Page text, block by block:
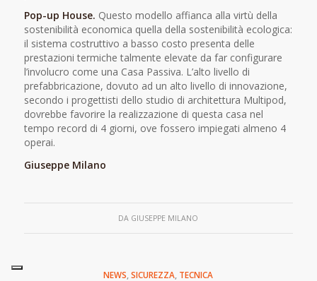
Pop-up House. Questo modello affianca alla virtù della
sostenibilità economica quella della sostenibilità ecologica:
il sistema costruttivo a basso costo presenta delle
prestazioni termiche talmente elevate da far configurare
l’involucro come una Casa Passiva. L’alto livello di
prefabbricazione, dovuto ad un alto livello di innovazione,
secondo i progettisti dello studio di architettura Multipod,
dovrebbe favorire la realizzazione di questa casa nel
tempo record di 4 giorni, ove fossero impiegati almeno 4
operai.
Giuseppe Milano
DA GIUSEPPE MILANO
NEWS,SICUREZZA, TECNICA